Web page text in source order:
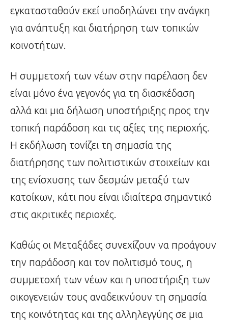
εγκατασταθούν εκεί υποδηλώνει την ανάγκη
για ανάπτυξη και διατήρηση των τοπικών
κοινοτήτων.
Η συμμετοχή των νέων στην παρέλαση δεν
είναι μόνο ένα γεγονός για τη διασκέδαση
αλλά και μια δήλωση υποστήριξης προς την
τοπική παράδοση και τις αξίες της περιοχής.
Η εκδήλωση τονίζει τη σημασία της
διατήρησης των πολιτιστικών στοιχείων και
της ενίσχυσης των δεσμών μεταξύ των
κατοίκων, κάτι που είναι ιδιαίτερα σημαντικό
στις ακριτικές περιοχές.
Καθώς οι Μεταξάδες συνεχίζουν να προάγουν
την παράδοση και τον πολιτισμό τους, η
συμμετοχή των νέων και η υποστήριξη των
οικογενειών τους αναδεικνύουν τη σημασία
της κοινότητας και της αλληλεγγύης σε μια